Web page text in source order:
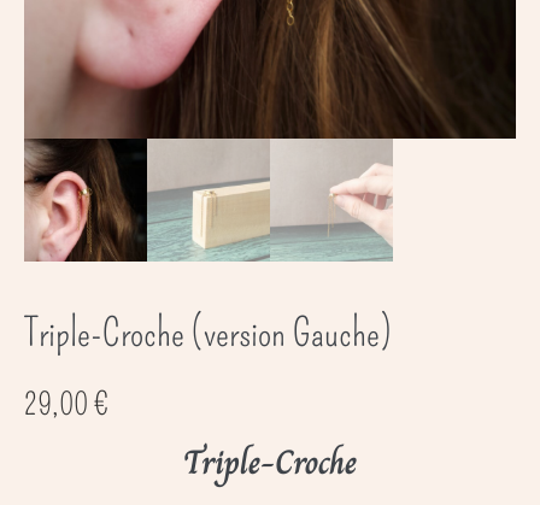
Triple-Croche (version Gauche)
29,00 €
Triple-Croche